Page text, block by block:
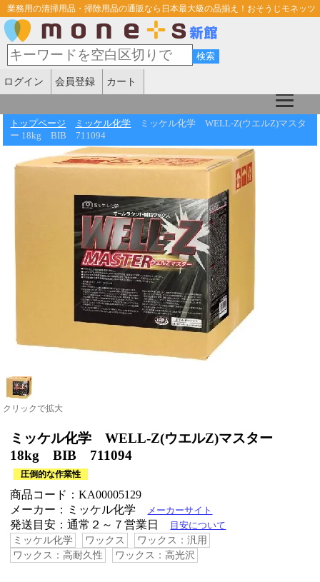
業務用の清掃用品・掃除用品の通販なら日本最大級の品揃え！おそうじモネッツ
ログイン 会員登録 カート
トップページ ミッケル化学
ミッケル化学 WELL-Z(ウエルZ)マスタ
ー 18kg BIB 711094
クリックで拡大
ミッケル化学 WELL-Z(ウエルZ)マスター
18kg BIB 711094
圧倒的な作業性
商品コード：KA00005129
メーカー：ミッケル化学
メーカーサイト
発送目安：通常２～７営業日 目安について
ミッケル化学 ワックス
ワックス：汎用
ワックス：高耐久性
ワックス：高光沢